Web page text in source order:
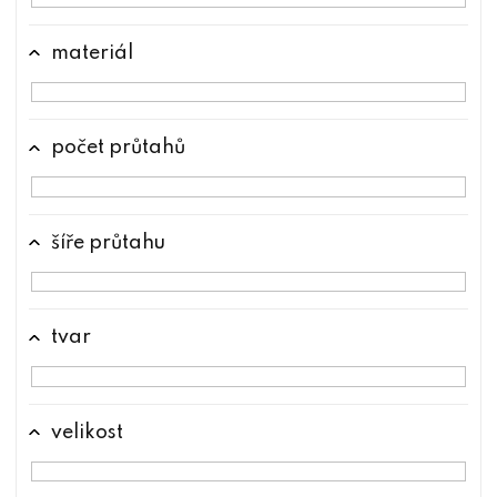
materiál
počet průtahů
šíře průtahu
tvar
velikost